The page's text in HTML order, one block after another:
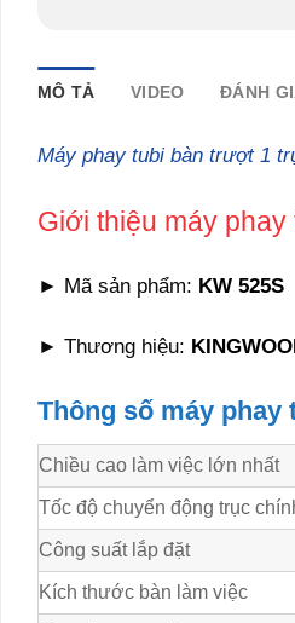
MÔ TẢ VIDEO ĐÁNH
Máy phay tubi bàn trượt 1
Giới thiệu máy
► Mã sản phẩm: KW 525S
► Thương hiệu:
Thông số máy
Chiều cao làm việc lớn nhất
Tốc độ chuyển động trục
Công suất lắp đặt
Kích thước bàn làm việc